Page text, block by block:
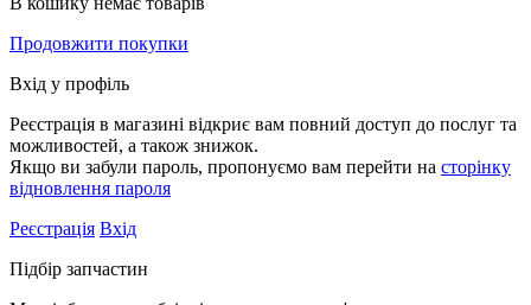
Продовжити покупки
Вхід у профіль
Реєстрація в магазині відкриє вам повний доступ до послуг та
можливостей, а також знижок.
Якщо ви забули пароль, пропонуємо вам перейти на сторінку
відновлення пароля
Реєстрація Вхід
Підбір запчастин